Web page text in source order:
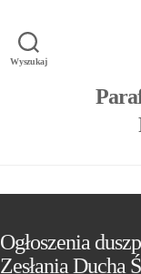
Wyszukaj
Ogłoszenia
Zesłania Ducha